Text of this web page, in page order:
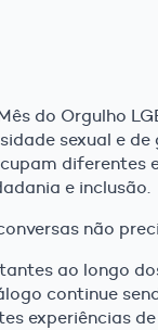
do Orgulho
sexual e
diferentes
e inclusão.
não
ao longo
continue
experiências